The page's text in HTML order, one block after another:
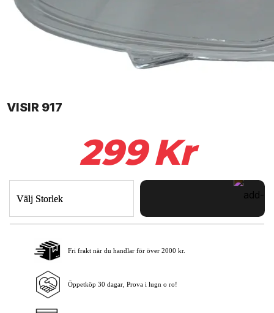
VISIR 917
299 Kr
Välj Storlek
Lägg i varukorgen
Fri frakt när du handlar för över 2000 kr.
Öppetköp 30 dagar, Prova i lugn o ro!